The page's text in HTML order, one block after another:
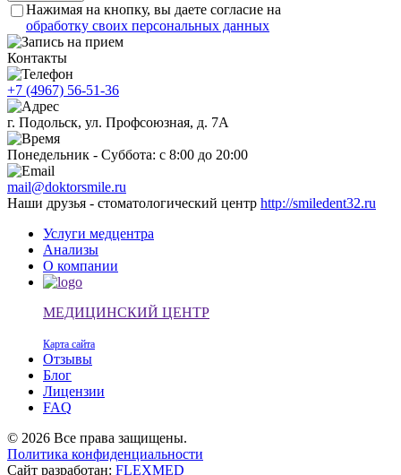
Нажимая на кнопку, вы даете согласие на
обработку своих персональных данных
Контакты
+7 (4967) 56-51-36
г. Подольск, ул. Профсоюзная, д. 7А
Понедельник - Суббота: с 8:00 до 20:00
mail@doktorsmile.ru
Наши друзья - стоматологический центр http://smiledent32.ru
Услуги медцентра
Анализы
О компании
МЕДИЦИНСКИЙ ЦЕНТР
Карта сайта
Отзывы
Блог
Лицензии
FAQ
© 2026 Все права защищены.
Политика конфиденциальности
Сайт разработан: FLEXMED